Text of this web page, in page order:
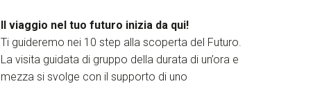
Il viaggio nel tuo futuro inizia da qui!
Ti guideremo nei 10 step alla scoperta del Futuro.
La visita guidata di gruppo della durata di un’ora e
mezza si svolge con il supporto di uno